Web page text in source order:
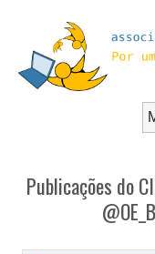
Publicações do